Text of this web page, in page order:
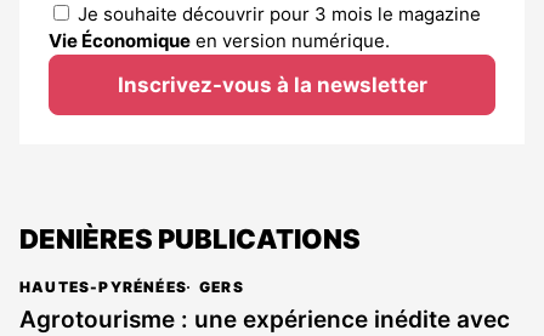
Je souhaite découvrir pour 3 mois le magazine
Vie Économique en version numérique.
Inscrivez-vous à la newsletter
DENIÈRES PUBLICATIONS
HAUTES-PYRÉNÉES GERS
Agrotourisme : une expérience inédite avec